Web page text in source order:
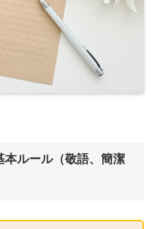
本ルール（敬語、簡潔